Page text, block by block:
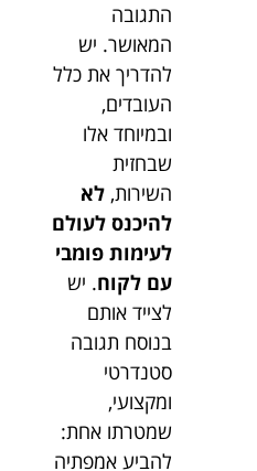
התגובה
המאושר. יש
להדריך את כלל
העובדים,
ובמיוחד אלו
שבחזית
השירות,לא
להיכנס לעולם
לעימות פומבי
עם לקוח. יש
לצייד אותם
בנוסח תגובה
סטנדרטי
ומקצועי,
שמטרתו אחת:
להביע אמפתיה